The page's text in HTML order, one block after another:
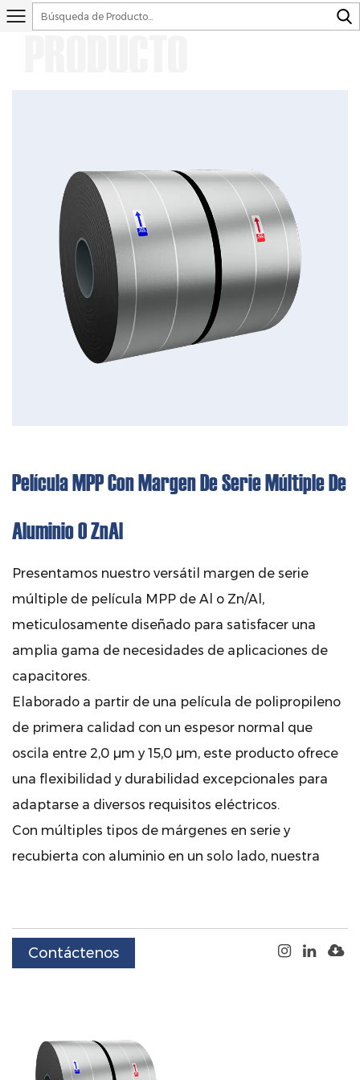
Película MPP Con Margen De Serie Múltiple De
Aluminio O ZnAl
Presentamos nuestro versátil margen de serie
múltiple de película MPP de Al o Zn/Al,
meticulosamente diseñado para satisfacer una
amplia gama de necesidades de aplicaciones de
capacitores.
Elaborado a partir de una película de polipropileno
de primera calidad con un espesor normal que
oscila entre 2,0 μm y 15,0 μm, este producto ofrece
una flexibilidad y durabilidad excepcionales para
adaptarse a diversos requisitos eléctricos.
Con múltiples tipos de márgenes en serie y
recubierta con aluminio en un solo lado, nuestra
capacitor.
Al poder elegir entre corte en línea recta o corte
adaptarse a las preferencias específicas de su
proyecto.
Contáctenos